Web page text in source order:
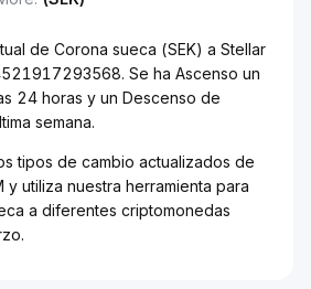
de Corona sueca (SEK) a Stellar
Se ha Ascenso un
24 horas y un Descenso de
semana.
tipos de cambio actualizados de
y utiliza nuestra herramienta para
a diferentes criptomonedas